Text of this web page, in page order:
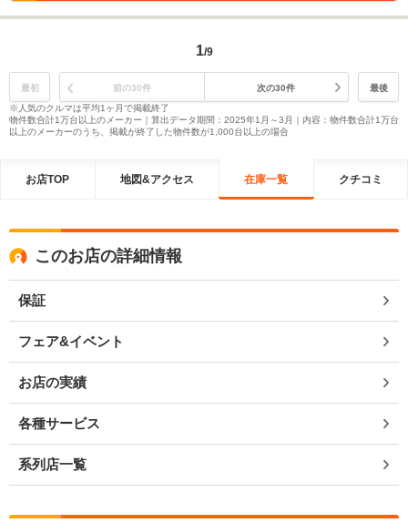
1/9
最初 前の30件 次の30件
最後
※人気のクルマは平均1ヶ月で掲載終了
物件数合計1万台以上のメーカー｜算出データ期間：2025年1月～3月｜内容：物件数合計1万台
以上のメーカーのうち、掲載が終了した物件数が1,000台以上の場合
お店TOP 地図&アクセス 在庫一覧 クチコミ
このお店の詳細情報
保証
フェア&イベント
お店の実績
各種サービス
系列店一覧